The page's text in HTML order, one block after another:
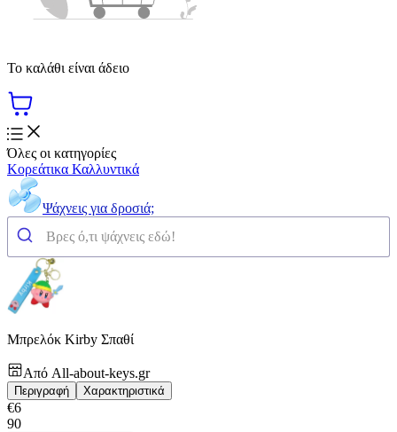
Το καλάθι είναι άδειο
Όλες οι κατηγορίες
Κορεάτικα Καλλυντικά
Ψάχνεις για δροσιά;
Μπρελόκ Kirby Σπαθί
Από All-about-keys.gr
Περιγραφή Χαρακτηριστικά
€6
90